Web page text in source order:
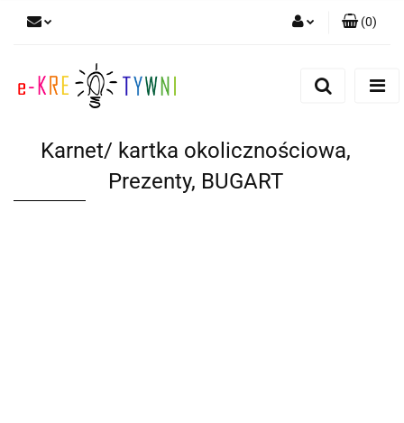
Zgody cookies
(0)
Karnet/ kartka okolicznościowa,
Prezenty, BUGART